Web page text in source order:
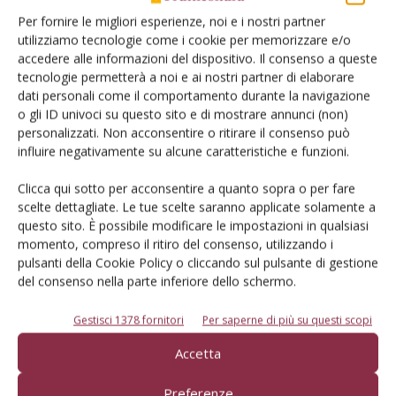
Per fornire le migliori esperienze, noi e i nostri partner
utilizziamo tecnologie come i cookie per memorizzare e/o
accedere alle informazioni del dispositivo. Il consenso a queste
tecnologie permetterà a noi e ai nostri partner di elaborare
dati personali come il comportamento durante la navigazione
o gli ID univoci su questo sito e di mostrare annunci (non)
personalizzati. Non acconsentire o ritirare il consenso può
influire negativamente su alcune caratteristiche e funzioni.
Clicca qui sotto per acconsentire a quanto sopra o per fare
scelte dettagliate. Le tue scelte saranno applicate solamente a
questo sito. È possibile modificare le impostazioni in qualsiasi
momento, compreso il ritiro del consenso, utilizzando i
pulsanti della Cookie Policy o cliccando sul pulsante di gestione
del consenso nella parte inferiore dello schermo.
Gestisci 1378 fornitori Per saperne di più su questi scopi
Accetta
parziale o totale del lembo fogliare, ha aggiunto Dichio.
«Il kiwi ha, quindi, bisogno di irrigazioni brevi e frequenti,
da realizzare con la tecnica dell’irrigazione di precisione. Il
fabbisogno idrico della pianta del kiwi è particolarmente
elevato tra luglio e agosto, durante la fase di
accrescimento del frutto, quanto le temperature sono alte
e la probabilità di pioggia è bassa, soprattutto negli
ambienti meridionali. Ovviamente un’attenta irrigazione di
precisione deve tenere conto degli effetti dei cambiamenti
climatici, spesso caratterizzati o da piogge irregolari,
improvvise e abbondanti oppure da lunghi periodi
Recuperare un actinidieto colpito
dalla moria